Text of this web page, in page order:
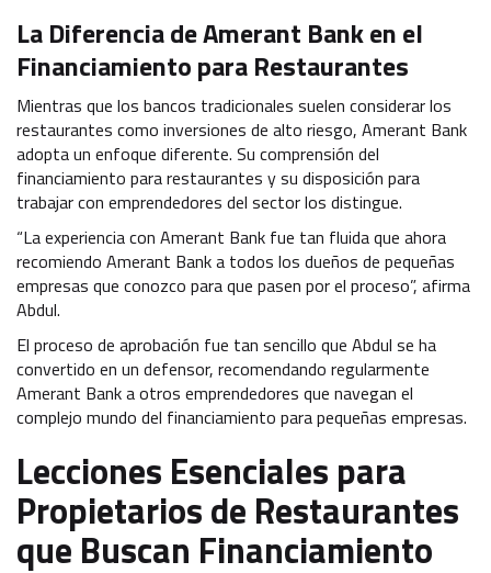
La Diferencia de Amerant Bank en el
Financiamiento para Restaurantes
Mientras que los bancos tradicionales suelen considerar los
restaurantes como inversiones de alto riesgo, Amerant Bank
adopta un enfoque diferente. Su comprensión del
financiamiento para restaurantes y su disposición para
trabajar con emprendedores del sector los distingue.
“La experiencia con Amerant Bank fue tan fluida que ahora
recomiendo Amerant Bank a todos los dueños de pequeñas
empresas que conozco para que pasen por el proceso”, afirma
Abdul.
El proceso de aprobación fue tan sencillo que Abdul se ha
convertido en un defensor, recomendando regularmente
Amerant Bank a otros emprendedores que navegan el
complejo mundo del financiamiento para pequeñas empresas.
Lecciones Esenciales para
Propietarios de Restaurantes
que Buscan Financiamiento